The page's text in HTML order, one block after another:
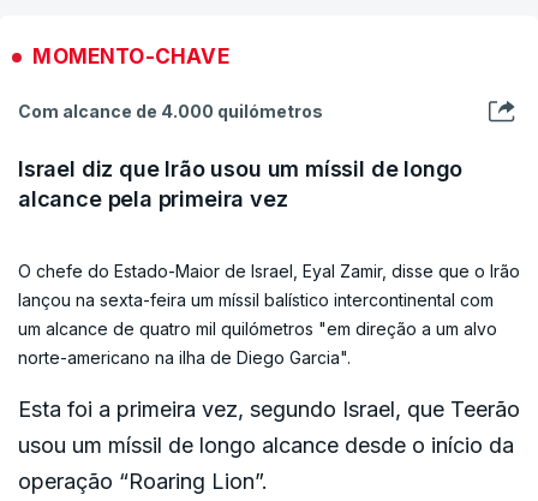
nucleares", acrescentou o comunicado.
MOMENTO-CHAVE
Com alcance de 4.000 quilómetros
Israel diz que Irão usou um míssil de longo
alcance pela primeira vez
O chefe do Estado-Maior de Israel, Eyal Zamir, disse que o Irão
lançou na sexta-feira um míssil balístico intercontinental com
um alcance de quatro mil quilómetros "em direção a um alvo
norte-americano na ilha de Diego Garcia".
Esta foi a primeira vez, segundo Israel, que Teerão
usou um míssil de longo alcance desde o início da
operação “Roaring Lion”.